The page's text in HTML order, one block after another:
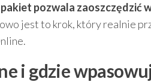
pozwala zaoszczędzić
jest to krok, który realnie
i gdzie